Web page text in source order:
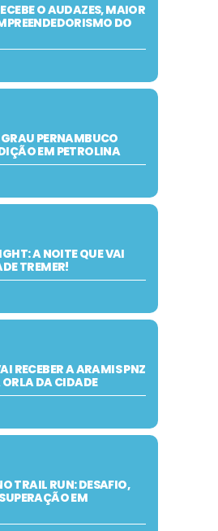
O AUDAZES, MAIOR
DO
PERNAMBUCO
EM PETROLINA
A NOITE QUE VAI
TREMER!
RECEBER A ARAMIS PNZ
DA CIDADE
TRAIL RUN: DESAFIO,
EM